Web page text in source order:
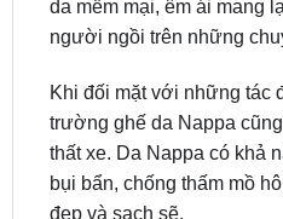
Khi đối mặt với những tác
thất xe. Da Nappa có khả
bụi bẩn, chống thấm mồ
đẹp và sạch sẽ.
Ưu điểm của da